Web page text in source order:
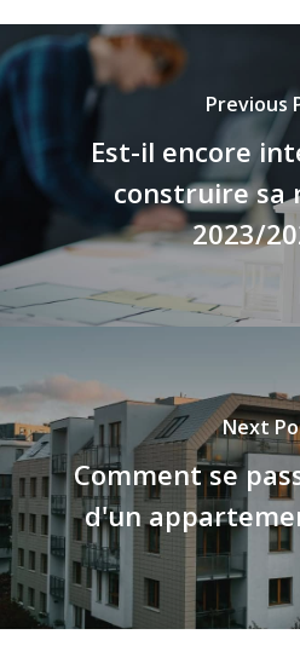
Previous
Est-il encore
construire sa
2023/
Next
Comment se
d'un